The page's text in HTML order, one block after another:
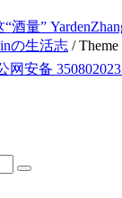
“酒量”
の生活志 / Theme
网安备
搜